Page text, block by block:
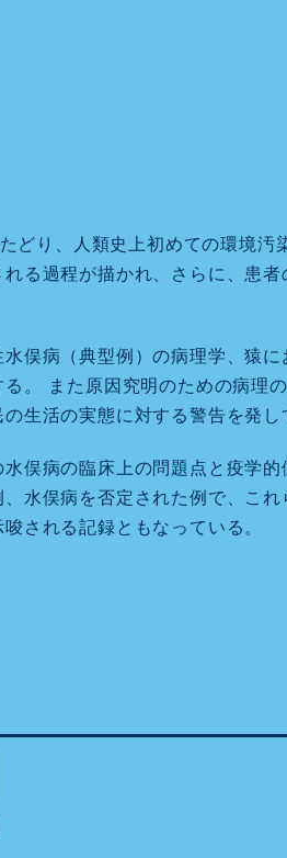
り、人類史上初めての環境汚
る過程が描かれ、さらに、患
病（典型例）の病理学、猿
。 また原因究明のための病理
生活の実態に対する警告を発し
俣病の臨床上の問題点と疫学的
水俣病を否定された例で、こ
される記録ともなっている。